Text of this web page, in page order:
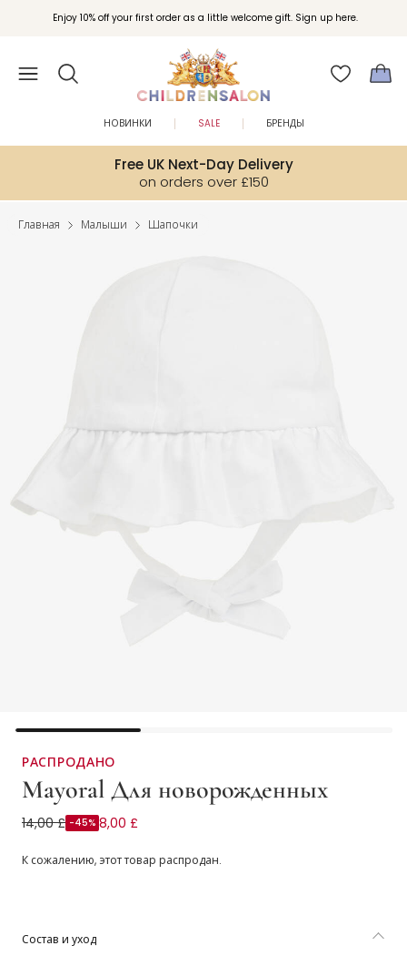
Enjoy 10% off your first order as a little welcome gift. Sign up here.
Free UK Next-Day Delivery
on orders over £150
НОВИНКИ SALE БРЕНДЫ
Главная Малыши Шапочки
РАСПРОДАНО
Mayoral Для новорожденных
Baby Girls White Cotton Sun Hat with Bow
14,00 £ -45% 8,00 £
К сожалению, этот товар распродан.
Состав и уход